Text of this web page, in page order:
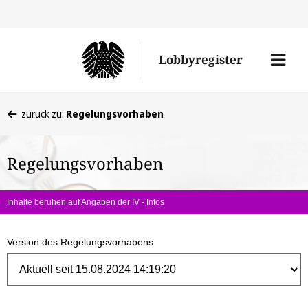
Lobbyregister
Menü
befinden
hier:
zurück zu: Regelungsvorhaben
Regelungsvorhaben
Inhalte beruhen auf Angaben der IV - Infos
Version des Regelungsvorhabens